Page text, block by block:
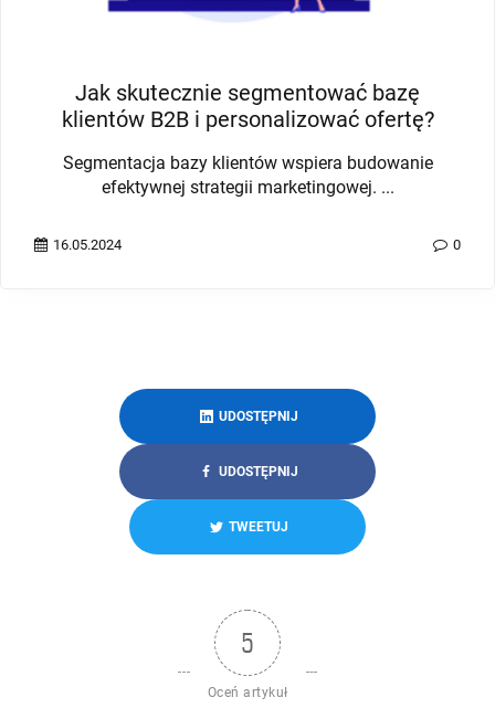
Jak skutecznie segmentować bazę
klientów B2B i personalizować ofertę?
Segmentacja bazy klientów wspiera budowanie
efektywnej strategii marketingowej. ...
16.05.2024 0
UDOSTĘPNIJ
UDOSTĘPNIJ
TWEETUJ
5
Oceń artykuł